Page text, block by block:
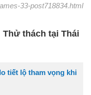
33-post718834.html
Thử thách tại Thái
tiết lộ tham vọng khi